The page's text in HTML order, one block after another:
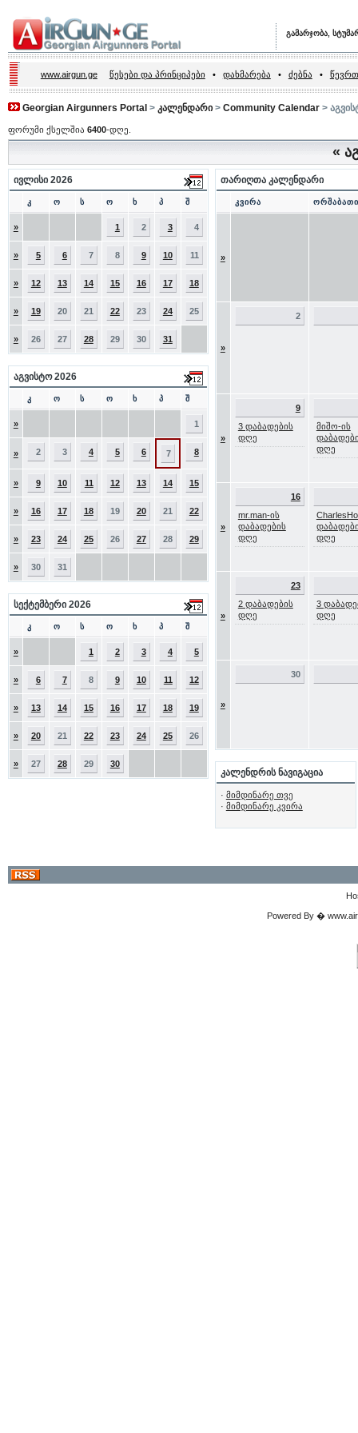
გამარჯობა,
www.airgun.ge წესები და პრინციპები • დახმარება • ძებნა •
Georgian Airgunners Portal > კალენდარი> Community Calendar>
ფორუმი ქსელშია 6400-დღე.
«
ივლისი 2026
კ ო ს ო ხ პ შ
» 1 2 3 4
» 5 6 7 8 9 10 11
» 12 13 14 15 16 17 18
» 19 20 21 22 23 24 25
» 26 27 28 29 30 31
აგვისტო 2026
კ ო ს ო ხ პ შ
» 1
» 2 3 4 5 6 7 8
» 9 10 11 12 13 14 15
» 16 17 18 19 20 21 22
» 23 24 25 26 27 28 29
» 30 31
სექტემბერი 2026
კ ო ს ო ხ პ შ
» 1 2 3 4 5
» 6 7 8 9 10 11 12
» 13 14 15 16 17 18 19
» 20 21 22 23 24 25 26
» 27 28 29 30
თარიღთა კალენდარი
კვირა ორშაბათი
»
»
2
»
9
3 დაბადების
დღე
მიშო-ის
დღე
»
16
mr.man-ის
დაბადების
დღე
დღე
»
23
2 დაბადების
დღე
3
დღე
»
30
კალენდრის ნავიგაცია
· მიმდინარე თვე
· მიმდინარე კვირა
Powered By �